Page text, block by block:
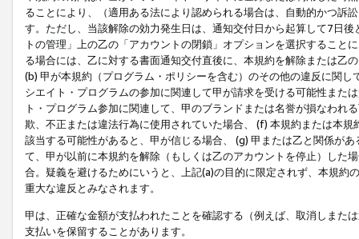
ることにより、（適用ある法により認められる場合は、自動的かつ訴
す。ただし、当該解除の効力発生日は、通知交付日から起算して7日
トの管理」上の乙の「アカウントの閉鎖」オプションを選択するこ
る場合には、乙に対する書面通知交付直後に、本規約を解除または乙
(b) 甲が本規約（プログラム・ポリシーを含む）のその他の違反に関
シエイト・プログラムの参加に関連して甲が請求を受ける可能性また
ト・プログラム参加に関連して、甲のブランドまたは名誉が損なわれ
欺、不正または違法行為に使用されていた場合、 (f) 本規約または本
該当する可能性があると、甲が信じる場合、 (g) 甲または乙と関係が
て、甲が以前に本規約を解除（もしくは乙のアカウントを停止）した
合。疑義を避けるためにいうと、上記(a)の目的に限定されず、本規
重大な違反とみなされます。
甲は、正確な金額が支払われたことを確認する（例えば、取消しまた
支払いを保留することがあります。